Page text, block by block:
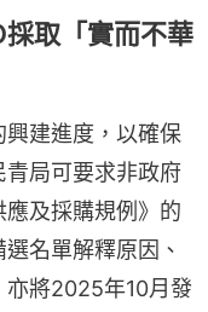
取「實而不華
建進度，以確保
局可要求非政府
及採購規例》的
名單解釋原因、
亦將2025年10月發